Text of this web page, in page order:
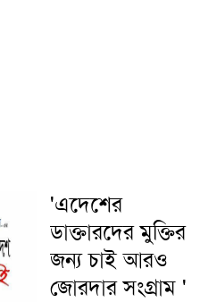
'এদেশের
ডাক্তারদের মুক্তির
জন্য চাই আরও
জোরদার সংগ্রাম '